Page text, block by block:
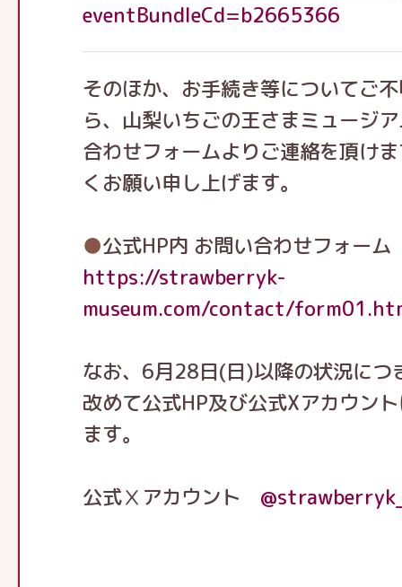
eventBundleCd=b2665366
そのほか、お手続き等についてご
ら、山梨いちごの王さまミュージ
合わせフォームよりご連絡を頂け
くお願い申し上げます。
●公式HP内 お問い合わせフォーム
https://strawberryk-
museum.com/contact/
なお、6月28日(日)以降の状況につ
改めて公式HP及び公式Xアカウン
ます。
公式Ⅹアカウント